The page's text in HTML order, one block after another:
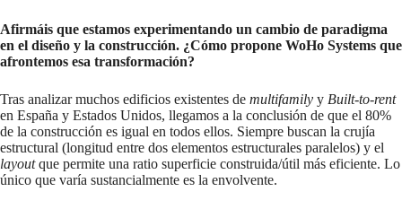
Afirmáis que estamos experimentando un cambio de paradigma
en el diseño y la construcción. ¿Cómo propone WoHo Systems que
afrontemos esa transformación?
Tras analizar muchos edificios existentes de multifamily y Built-to-rent
en España y Estados Unidos, llegamos a la conclusión de que el 80%
de la construcción es igual en todos ellos. Siempre buscan la crujía
estructural (longitud entre dos elementos estructurales paralelos) y el
layoutque permite una ratio superficie construida/útil más eficiente. Lo
único que varía sustancialmente es la envolvente.